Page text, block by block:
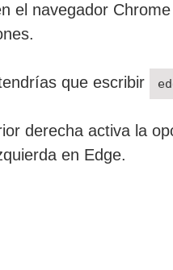
el navegador
que escribir
derecha activa la
en Edge.